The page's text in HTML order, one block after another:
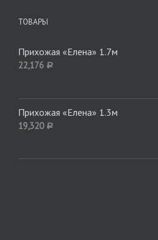
ТОВАРЫ
Прихожая «Елена» 1.7м
22,176 Р
Прихожая «Елена» 1.3м
19,320 Р